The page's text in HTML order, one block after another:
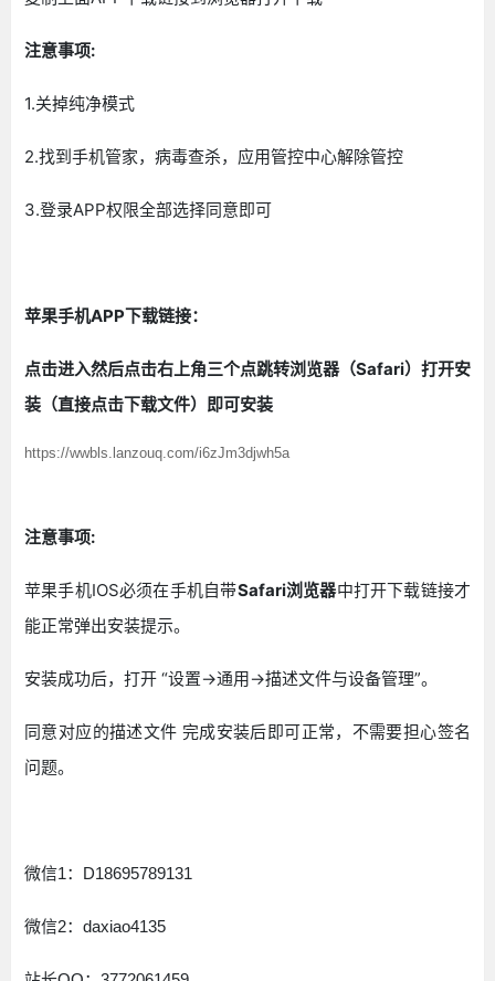
注意事项:
1.关掉纯净模式
2.找到手机管家，病毒查杀，应用管控中心解除管控
3.登录APP权限全部选择同意即可
苹果手机APP下载链接：
点击进入然后点击右上角三个点跳转浏览器（Safari）打开安
装（直接点击下载文件）即可安装
https://wwbls.lanzouq.com/i6zJm3djwh5a
注意事项:
苹果手机IOS必须在手机自带Safari浏览器中打开下载链接才
能正常弹出安装提示。
安装成功后，打开 “设置->通用->描述文件与设备管理”。
同意对应的描述文件 完成安装后即可正常，不需要担心签名
问题。
微信1：D18695789131
微信2：daxiao4135